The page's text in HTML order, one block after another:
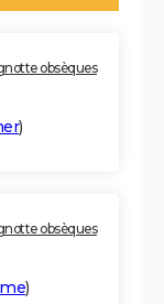
obsèques
)
obsèques
)